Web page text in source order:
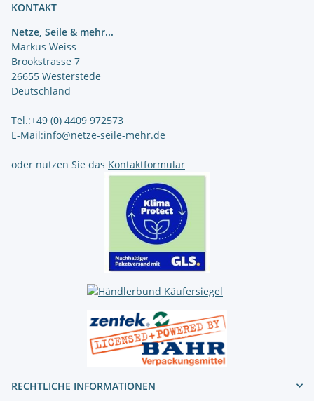
KONTAKT
Netze, Seile & mehr...
Markus Weiss
Brookstrasse 7
26655 Westerstede
Deutschland
Tel.:+49 (0) 4409 972573
E-Mail:info@netze-seile-mehr.de
oder nutzen Sie das Kontaktformular
RECHTLICHE INFORMATIONEN